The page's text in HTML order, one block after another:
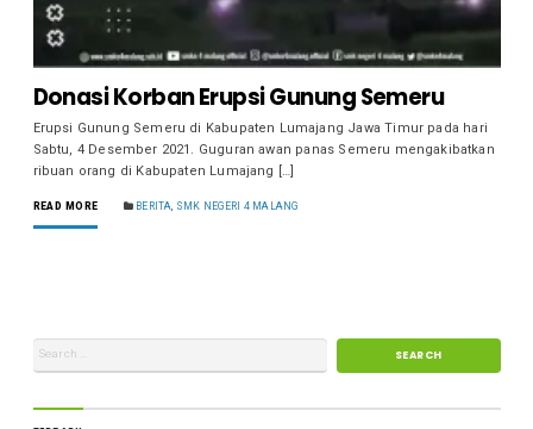
Donasi Korban Erupsi Gunung Semeru
Erupsi Gunung Semeru di Kabupaten Lumajang Jawa Timur pada hari
Sabtu, 4 Desember 2021. Guguran awan panas Semeru mengakibatkan
ribuan orang di Kabupaten Lumajang […]
READ MORE BERITA, SMK NEGERI 4 MALANG